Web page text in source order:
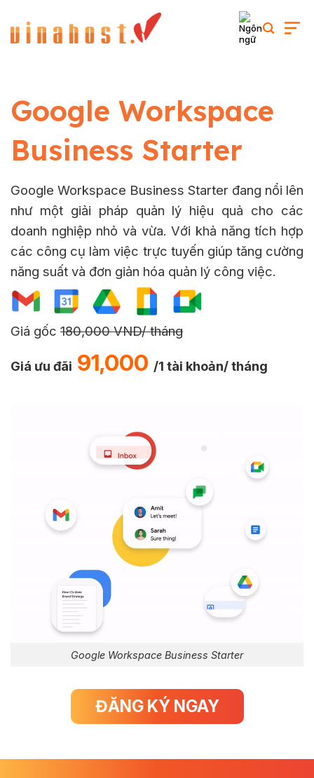
content
Google Workspace
Business Starter
Google Workspace Business Starter đang nổi lên
như một giải pháp quản lý hiệu quả cho các
doanh nghiệp nhỏ và vừa. Với khả năng tích hợp
các công cụ làm việc trực tuyến giúp tăng cường
năng suất và đơn giản hóa quản lý công việc.
Giá gốc 180,000VND/ tháng
Giá ưu đãi 91,000 /1 tài khoản/ tháng
Google Workspace Business Starter
ĐĂNG KÝ NGAY